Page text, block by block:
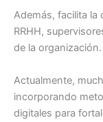
Además, facilita la
RRHH,
de la organización.
Actualmente,
incorporando
digitales para